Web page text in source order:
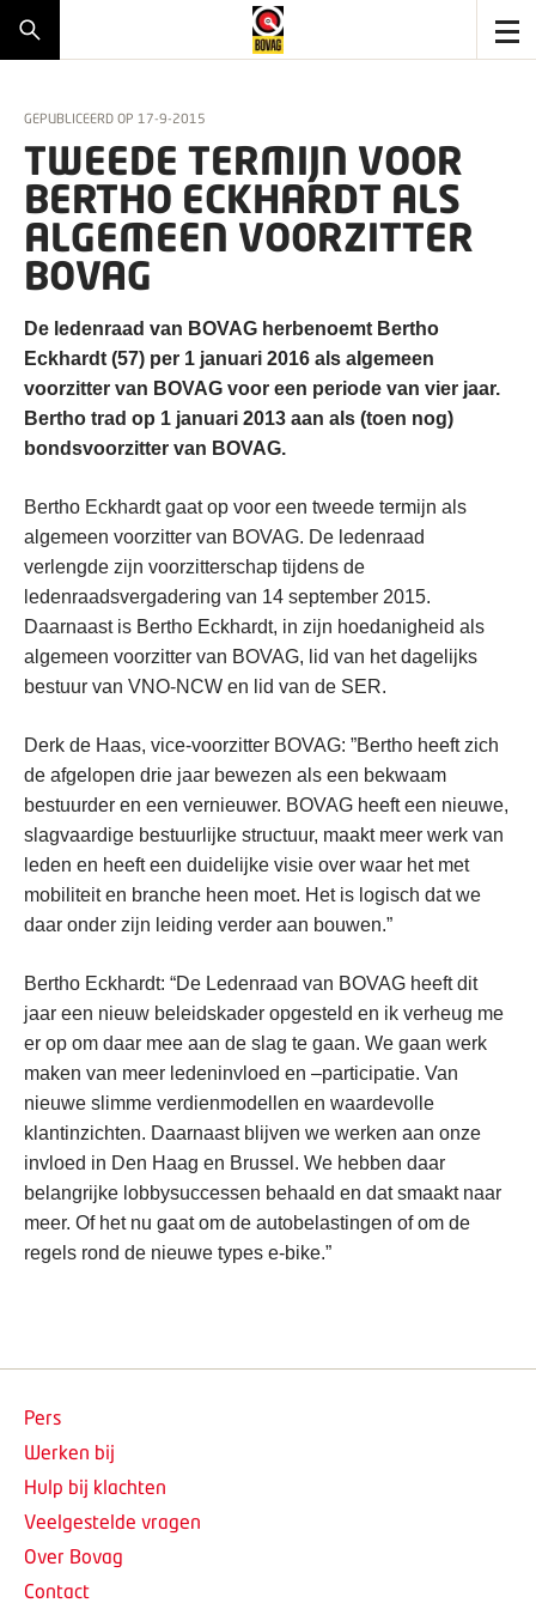
GEPUBLICEERD OP 17-9-2015
TWEEDE TERMIJN VOOR
BERTHO ECKHARDT ALS
ALGEMEEN VOORZITTER
BOVAG
De ledenraad van BOVAG herbenoemt Bertho
Eckhardt (57) per 1 januari 2016 als algemeen
voorzitter van BOVAG voor een periode van vier jaar.
Bertho trad op 1 januari 2013 aan als (toen nog)
bondsvoorzitter van BOVAG.
Bertho Eckhardt gaat op voor een tweede termijn als
algemeen voorzitter van BOVAG. De ledenraad
verlengde zijn voorzitterschap tijdens de
ledenraadsvergadering van 14 september 2015.
Daarnaast is Bertho Eckhardt, in zijn hoedanigheid als
algemeen voorzitter van BOVAG, lid van het dagelijks
bestuur van VNO-NCW en lid van de SER.
Derk de Haas, vice-voorzitter BOVAG: ”Bertho heeft zich
de afgelopen drie jaar bewezen als een bekwaam
bestuurder en een vernieuwer. BOVAG heeft een nieuwe,
slagvaardige bestuurlijke structuur, maakt meer werk van
leden en heeft een duidelijke visie over waar het met
mobiliteit en branche heen moet. Het is logisch dat we
daar onder zijn leiding verder aan bouwen.”
Bertho Eckhardt: “De Ledenraad van BOVAG heeft dit
jaar een nieuw beleidskader opgesteld en ik verheug me
er op om daar mee aan de slag te gaan. We gaan werk
maken van meer ledeninvloed en –participatie. Van
nieuwe slimme verdienmodellen en waardevolle
klantinzichten. Daarnaast blijven we werken aan onze
invloed in Den Haag en Brussel. We hebben daar
belangrijke lobbysuccessen behaald en dat smaakt naar
meer. Of het nu gaat om de autobelastingen of om de
regels rond de nieuwe types e-bike.”
Pers
Werken bij
Hulp bij klachten
Veelgestelde vragen
Over Bovag
Contact